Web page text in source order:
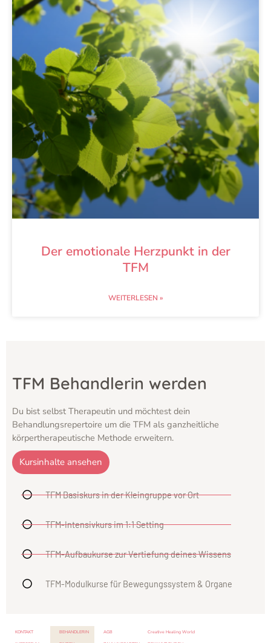
Der emotionale Herzpunkt in der
TFM
WEITERLESEN »
TFM Behandlerin werden
Du bist selbst Therapeutin und möchtest dein
Behandlungsrepertoire um die TFM als ganzheitliche
körpertherapeutische Methode erweitern.
Kursinhalte ansehen
TFM Basiskurs in der Kleingruppe vor Ort
TFM-Intensivkurs im 1:1 Setting
TFM-Aufbaukurse zur Vertiefung deines Wissens
TFM-Modulkurse für Bewegungssystem & Organe
KONTAKT BEHANDLERIN Creative Healing World
AGB